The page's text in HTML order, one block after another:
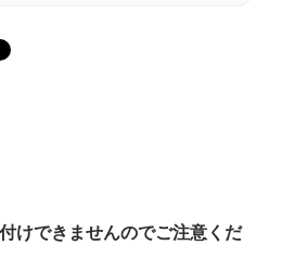
けできませんのでご注意くだ